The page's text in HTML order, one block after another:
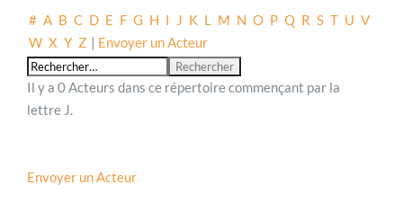
# A B C D E F G H I J K L M N O P Q R S T U V
W X Y Z | Envoyer un Acteur
Il y a 0 Acteurs dans ce répertoire commençant par la
lettre J.
Envoyer un Acteur